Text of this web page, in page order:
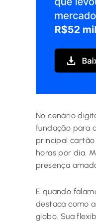
No cenário
fundação para
principal
horas por dia.
presença
E quando
destaca como
globo. Sua